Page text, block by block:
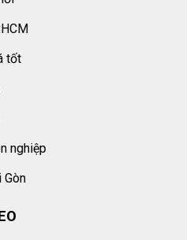
tốt
nghiệp
Gòn